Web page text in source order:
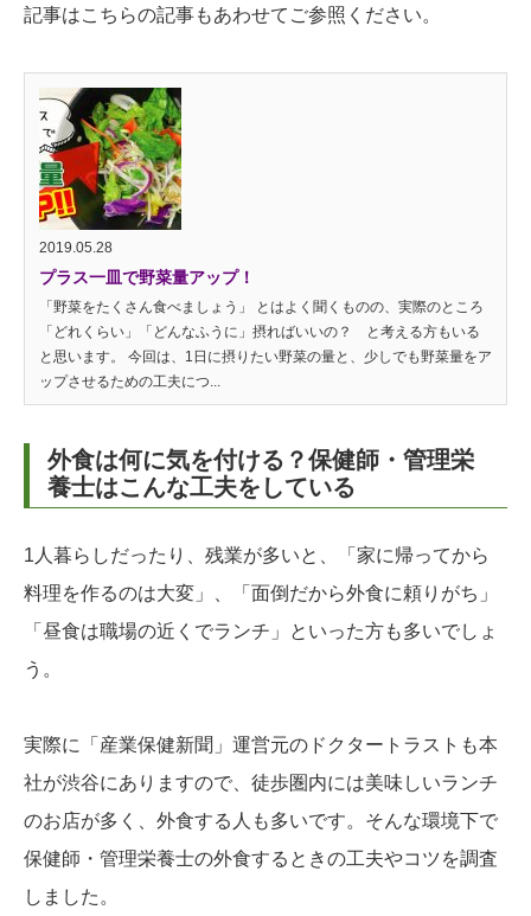
記事はこちらの記事もあわせてご参照ください。
2019.05.28
プラス一皿で野菜量アップ！
「野菜をたくさん食べましょう」 とはよく聞くものの、実際のところ
「どれくらい」「どんなふうに」摂ればいいの？ と考える方もいる
と思います。 今回は、1日に摂りたい野菜の量と、少しでも野菜量をア
ップさせるための工夫につ...
外食は何に気を付ける？保健師・管理栄
養士はこんな工夫をしている
1人暮らしだったり、残業が多いと、「家に帰ってから
料理を作るのは大変」、「面倒だから外食に頼りがち」
「昼食は職場の近くでランチ」といった方も多いでしょ
う。
実際に「産業保健新聞」運営元のドクタートラストも本
社が渋谷にありますので、徒歩圏内には美味しいランチ
のお店が多く、外食する人も多いです。そんな環境下で
保健師・管理栄養士の外食するときの工夫やコツを調査
しました。